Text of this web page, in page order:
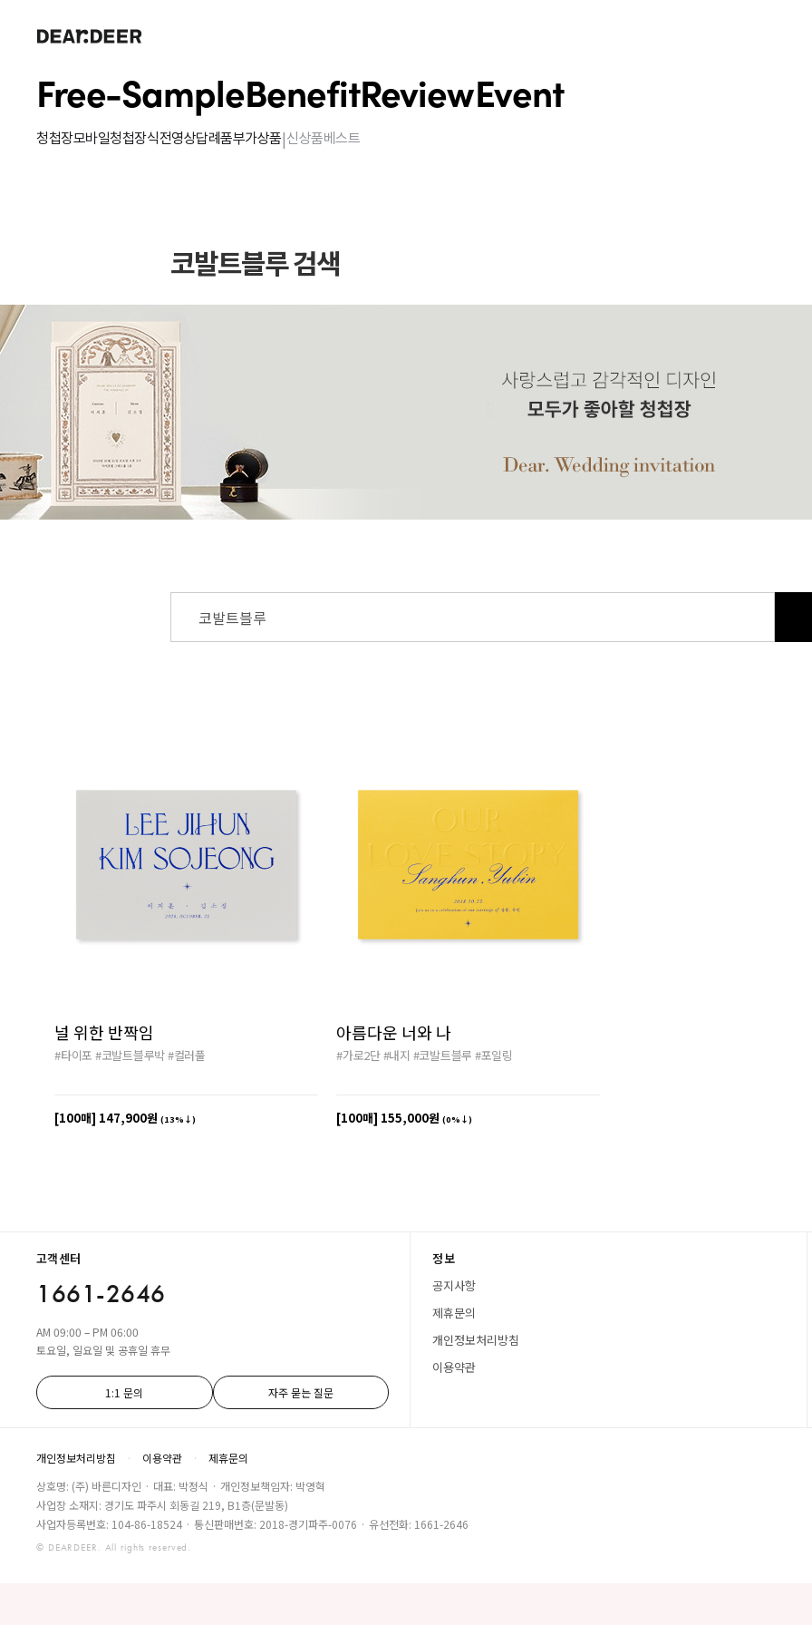
Free-SampleBenefitReviewEvent
청첩장모바일청첩장식전영상답례품부가상품|신상품베스트
코발트블루 검색
널 위한 반짝임
#타이포 #코발트블루박#컬러풀
[100매] 147,900원 (13%↓)
아름다운 너와 나
#가로2단#내지 #코발트블루 #포일링
[100매] 155,000원 (0%↓)
고객센터
1661-2646
AM 09:00 – PM 06:00
토요일, 일요일 및 공휴일 휴무
1:1 문의 자주 묻는 질문
정보
공지사항
제휴문의
개인정보처리방침
이용약관
개인정보처리방침 · 이용약관 ·
제휴문의
상호명: (주) 바른디자인 · 대표: 박정식 · 개인정보책임자: 박영혁
사업장 소재지: 경기도 파주시 회동길 219, B1층(문발동)
사업자등록번호: 104-86-18524 · 통신판매번호: 2018-경기파주-0076 · 유선전화: 1661-2646
© DEARDEER. All rights reserved.